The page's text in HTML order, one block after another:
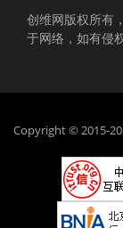
创维网版权所有
于网络，如有侵
Copyright © 2015-